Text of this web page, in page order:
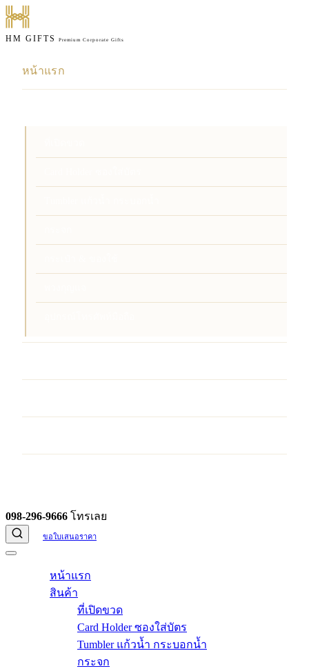
HM GIFTS Premium Corporate Gifts
หน้าแรก
098-296-9666 โทรเลย
ขอใบเสนอราคา
หน้าแรก
สินค้า
ที่เปิดขวด
Card Holder ซองใส่บัตร
Tumbler แก้วน้ำ กระบอกน้ำ
กระจก